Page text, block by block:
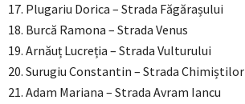
17. Plugariu Dorica – Strada Făgărașului
18. Burcă Ramona – Strada Venus
19. Arnăuț Lucreția – Strada Vulturului
20. Surugiu Constantin – Strada Chimiștilor
21. Adam Mariana – Strada Avram Iancu